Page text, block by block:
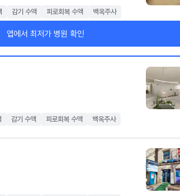
감기 수액 피로회복 수액 백옥주사
앱에서 최저가 병원 확인
감기 수액 피로회복 수액 백옥주사